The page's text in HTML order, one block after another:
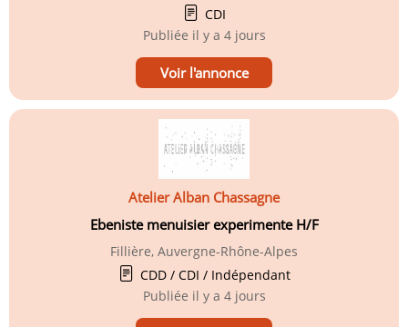
CDI
Publiée il y a 4 jours
Voir l'annonce
Atelier Alban Chassagne
Ebeniste menuisier experimente H/F
Fillière, Auvergne-Rhône-Alpes
CDD / CDI / Indépendant
Publiée il y a 4 jours